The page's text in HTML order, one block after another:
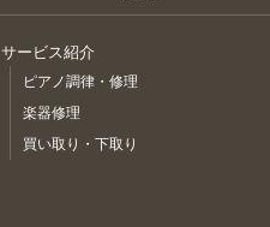
サービス紹介
ピアノ調律・修理
楽器修理
買い取り・下取り